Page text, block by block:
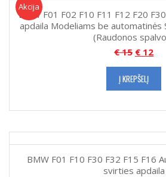
Akcija
Akcija!
BMW F01 F02 F10 F11 F12 F20
apdaila Modeliams be
(Raudonos
€15 € 12
Į KREPŠELĮ
BMW F01 F10 F30 F32 F15 F16
svirties apdaila